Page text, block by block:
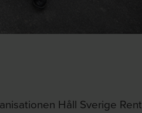
Håll Sverige Rent